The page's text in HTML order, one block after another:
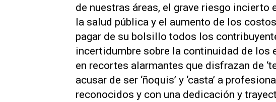
de nuestras áreas, el grave riesgo
la salud pública y el aumento de los
pagar de su bolsillo todos los
incertidumbre sobre la continuidad de los
en recortes alarmantes que disfrazan de
acusar de ser ‘ñoquis’ y ‘casta’ a
reconocidos y con una dedicación y